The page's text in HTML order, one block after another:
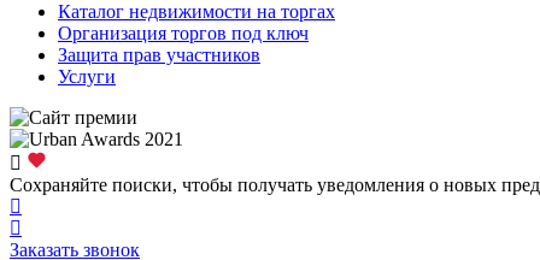
Каталог недвижимости на торгах
Организация торгов под ключ
Защита прав участников
Услуги
Сохраняйте поиски, чтобы получать уведомления о новых
Заказать звонок